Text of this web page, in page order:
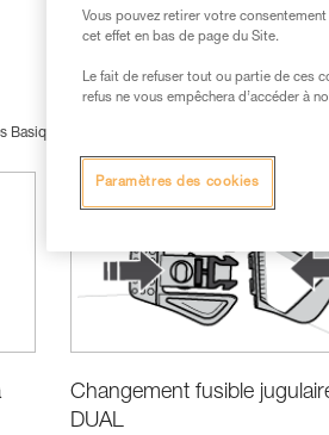
Basiques
Changement fusible
DUAL
Vous pouvez retirer votre
cet effet en bas de page du Site.
Le fait de refuser tout ou partie de ces
refus ne vous empêchera d’accéder à
Paramètres des cookies